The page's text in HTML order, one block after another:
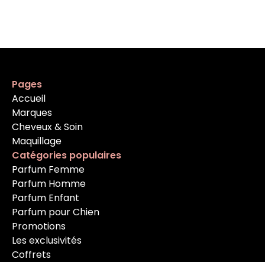
Pages
Accueil
Marques
Cheveux & Soin
Maquillage
Catégories populaires
Parfum Femme
Parfum Homme
Parfum Enfant
Parfum pour Chien
Promotions
Les exclusivités
Coffrets